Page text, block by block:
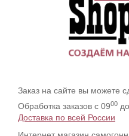
Заказ на сайте вы можете
Обработка заказов с 0900
Доставка по всей России